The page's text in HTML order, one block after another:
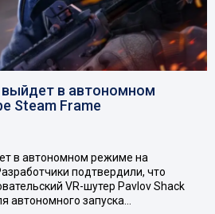
выйдет в автономном
Steam Frame
в автономном режиме на
подтвердили, что
VR-шутер Pavlov Shack
автономного запуска…